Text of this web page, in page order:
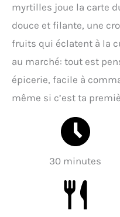
myrtilles joue la carte
douce et filante, une
fruits qui éclatent à la
au marché: tout est
épicerie, facile à
même si c’est ta
30 minutes